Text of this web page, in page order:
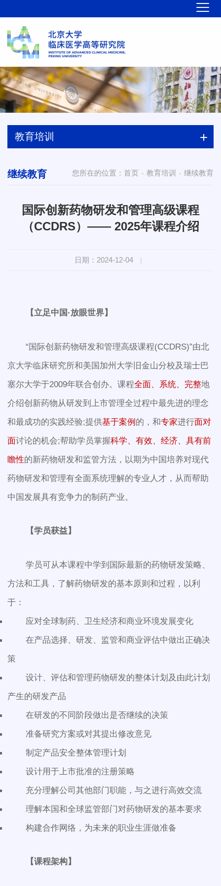
教育培训
您所在的位置： 首页 - 教育培训 - 继续教育
继续教育
国际创新药物研发和管理高级课程
（CCDRS）—— 2025年课程介绍
日期：2024-12-04 |
【立足中国·放眼世界】
“国际创新药物研发和管理高级课程(CCDRS)”由北
京大学临床研究所和美国加州大学旧金山分校及瑞士巴
塞尔大学于2009年联合创办。课程全面、系统、完整地
介绍创新药物从研发到上市管理全过程中最先进的理念
和最成功的实践经验;提供基于案例 的，和专家进行面对
面讨论的机会;帮助学员掌握科学、有效、经济、具有前
瞻性的新药物研发和监管方法，以期为中国培养对现代
药物研发和管理有全面系统理解的专业人才，从而帮助
中国发展具有竞争力的制药产业。
【学员获益】
学员可从本课程中学到国际最新的药物研发策略、
方法和工具，了解药物研发的基本原则和过程，以利
于：
应对全球制药、卫生经济和商业环境发展变化
在产品选择、研发、监管和商业评估中做出正确决
策
设计、评估和管理药物研发的整体计划及由此计划
产生的研发产品
在研发的不同阶段做出是否继续的决策
准备研究方案或对其提出修改意见
制定产品安全整体管理计划
设计用于上市批准的注册策略
充分理解公司其他部门职能，与之进行高效交流
理解本国和全球监管部门对药物研发的基本要求
构建合作网络，为未来的职业生涯做准备
【课程架构】